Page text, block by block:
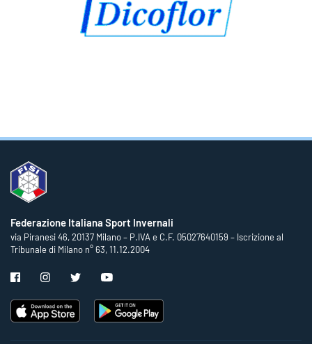
Federazione Italiana Sport Invernali
via Piranesi 46, 20137 Milano – P.IVA e C.F. 05027640159 – Iscrizione al
Tribunale di Milano n° 63, 11.12.2004